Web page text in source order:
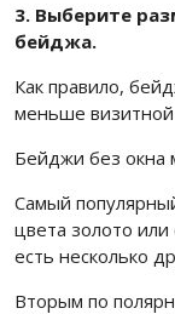
3. Выберите
бейджа.
Как правило,
меньше
Бейджи без окна
Самый
цвета золото
есть несколько
Вторым по